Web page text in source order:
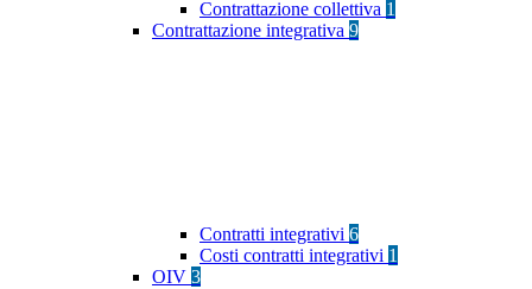
Contrattazione collettiva 1
Contrattazione integrativa 9
Contratti integrativi 6
Costi contratti integrativi 1
OIV 3